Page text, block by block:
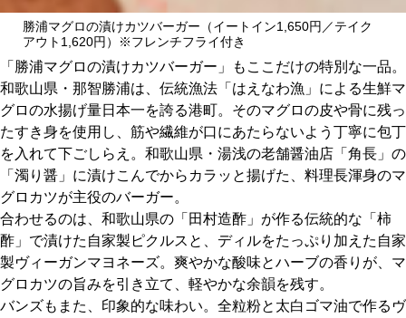
勝浦マグロの漬けカツバーガー（イートイン1,650円／テイク
アウト1,620円）※フレンチフライ付き
「勝浦マグロの漬けカツバーガー」もここだけの特別な一品。
和歌山県・那智勝浦は、伝統漁法「はえなわ漁」による生鮮マ
グロの水揚げ量日本一を誇る港町。そのマグロの皮や骨に残っ
たすき身を使用し、筋や繊維が口にあたらないよう丁寧に包丁
を入れて下ごしらえ。和歌山県・湯浅の老舗醤油店「角長」の
「濁り醤」に漬けこんでからカラッと揚げた、料理長渾身のマ
グロカツが主役のバーガー。
合わせるのは、和歌山県の「田村造酢」が作る伝統的な「柿
酢」で漬けた自家製ピクルスと、ディルをたっぷり加えた自家
製ヴィーガンマヨネーズ。爽やかな酸味とハーブの香りが、マ
グロカツの旨みを引き立て、軽やかな余韻を残す。
バンズもまた、印象的な味わい。全粒粉と太白ゴマ油で作るヴ